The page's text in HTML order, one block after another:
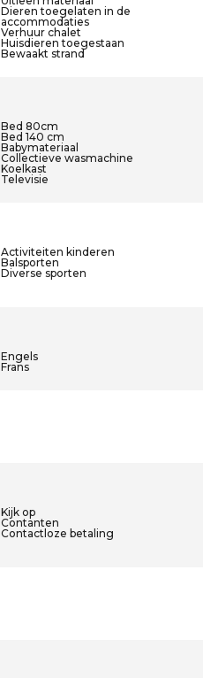
Dieren toegelaten in de
accommodaties
Verhuur chalet
Huisdieren toegestaan
Bewaakt strand
Bed 80cm
Bed 140 cm
Babymateriaal
Collectieve wasmachine
Koelkast
Televisie
Activiteiten kinderen
Balsporten
Diverse sporten
Engels
Frans
Kijk op
Contanten
Contactloze betaling